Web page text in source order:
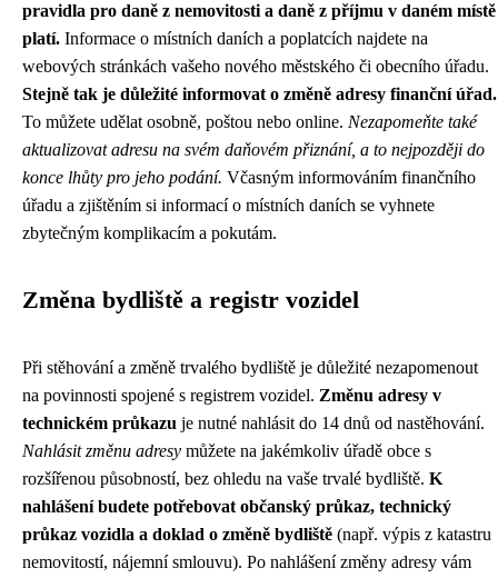
pravidla pro daně z nemovitosti a daně z příjmu v daném místě
platí. Informace o místních daních a poplatcích najdete na
webových stránkách vašeho nového městského či obecního úřadu.
Stejně tak je důležité informovat o změně adresy finanční úřad.
To můžete udělat osobně, poštou nebo online. Nezapomeňte také
aktualizovat adresu na svém daňovém přiznání, a to nejpozději do
konce lhůty pro jeho podání. Včasným informováním finančního
úřadu a zjištěním si informací o místních daních se vyhnete
zbytečným komplikacím a pokutám.
Změna bydliště a registr vozidel
Při stěhování a změně trvalého bydliště je důležité nezapomenout
na povinnosti spojené s registrem vozidel. Změnu adresy v
technickém průkazu je nutné nahlásit do 14 dnů od nastěhování.
Nahlásit změnu adresy můžete na jakémkoliv úřadě obce s
rozšířenou působností, bez ohledu na vaše trvalé bydliště. K
nahlášení budete potřebovat občanský průkaz, technický
průkaz vozidla a doklad o změně bydliště (např. výpis z katastru
nemovitostí, nájemní smlouvu). Po nahlášení změny adresy vám